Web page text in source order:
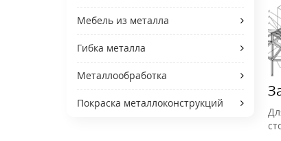
Мебель из металла
Гибка металла
Металлообработка
Покраска металлоконструкций